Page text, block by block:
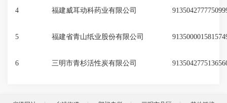
4 福建威耳动科药业有限公司
5 福建省青山纸业股份有限公司
6 三明市青杉活性炭有限公司